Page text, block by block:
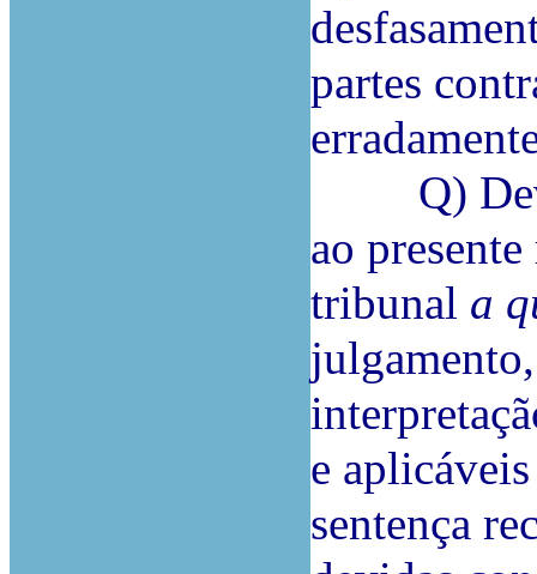
partes
Q)
ao
tribunal a
e
sentença